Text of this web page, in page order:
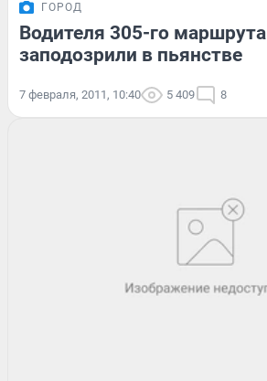
ГОРОД
Водителя 305-го маршрута
заподозрили в пьянстве
7 февраля, 2011, 10:40 5 409 8